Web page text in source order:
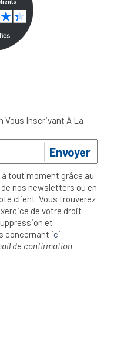
Vous Inscrivant À La
Envoyer
tout moment grâce au
nos newsletters ou en
client. Vous trouverez
de votre droit
et
concernant ici
de confirmation